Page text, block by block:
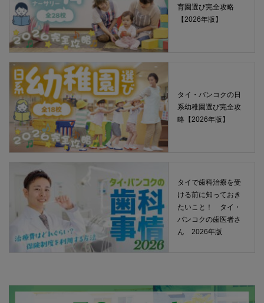
育園選び完全攻略
【2026年版】
タイ・バンコクの日
系幼稚園選び完全攻
略【2026年版】
タイで歯科治療を受
ける前に知っておき
たいこと！ タイ・
バンコクの歯医者さ
ん 2026年版